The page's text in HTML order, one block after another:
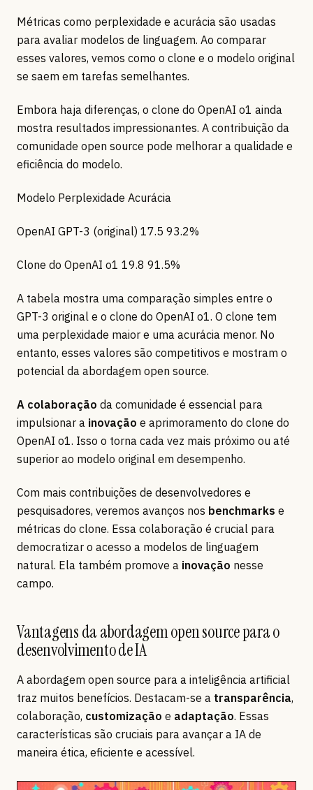
Métricas como perplexidade e acurácia são usadas
para avaliar modelos de linguagem. Ao comparar
esses valores, vemos como o clone e o modelo original
se saem em tarefas semelhantes.
Embora haja diferenças, o clone do OpenAI o1 ainda
mostra resultados impressionantes. A contribuição da
comunidade open source pode melhorar a qualidade e
eficiência do modelo.
Modelo Perplexidade Acurácia
OpenAI GPT-3 (original) 17.5 93.2%
Clone do OpenAI o1 19.8 91.5%
A tabela mostra uma comparação simples entre o
GPT-3 original e o clone do OpenAI o1. O clone tem
uma perplexidade maior e uma acurácia menor. No
entanto, esses valores são competitivos e mostram o
potencial da abordagem open source.
A colaboração da comunidade é essencial para
impulsionar a inovação e aprimoramento do clone do
OpenAI o1. Isso o torna cada vez mais próximo ou até
superior ao modelo original em desempenho.
Com mais contribuições de desenvolvedores e
pesquisadores, veremos avanços nos benchmarks e
métricas do clone. Essa colaboração é crucial para
democratizar o acesso a modelos de linguagem
natural. Ela também promove a inovação nesse
campo.
Vantagens da abordagem open source para o
desenvolvimento de IA
A abordagem open source para a inteligência artificial
traz muitos benefícios. Destacam-se a transparência,
colaboração, customização e adaptação. Essas
características são cruciais para avançar a IA de
maneira ética, eficiente e acessível.